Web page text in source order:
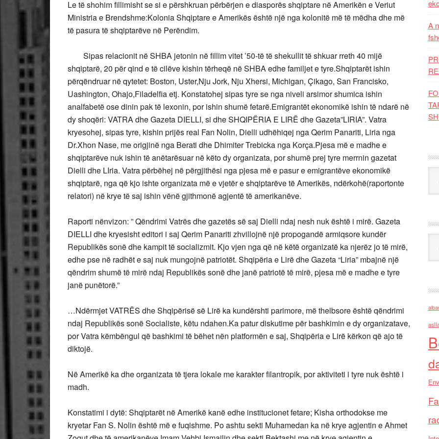
Le të shohim fillimisht se si e përshkruan përbërjen e diasporës shqiptare në Amerikën e Veriut
Ministria e Brendshme:Kolonia Shqiptare e Amerikës është një nga kolonitë më të mëdha dhe më
të pasura të shqiptarëve në Perëndim.
Sipas relacionit në SHBA jetonin në fillim vitet ’50-të të shekullit të shkuar rreth 40 mijë
shqiptarë, 20 për qind e të cilëve kishin tërheqë në SHBA edhe familjet e tyre.Shqiptarët ishin
përqëndruar në qytetet: Boston, Uster,Nju Jork, Nju Xhersi, Michigan, Çikago, San Francisko,
Uashington, Ohajo,Filadelfia etj. Konstatohej sipas tyre se nga niveli arsimor shumica ishin
analfabetë ose dinin pak të lexonin, por ishin shumë fetarë.Emigrantët ekonomikë ishin të ndarë në
dy shoqëri: VATRA dhe Gazeta DIELLI, si dhe SHQIPËRIA E LIRË dhe Gazeta”LIRIA”. Vatra
kryesohej, sipas tyre, kishin prijës real Fan Nolin, Dielli udhëhiqej nga Qerim Panariti, Liria nga
Dr.Xhon Nase, me origjinë nga Berati dhe Dhimiter Trebicka nga Korça.Pjesa më e madhe e
shqiptarëve nuk ishin të anëtarësuar në këto dy organizata, por shumë prej tyre merrnin gazetat
Dielli dhe LIria. Vatra përbëhej në përgjithësi nga pjesa më e pasur e emigrantëve ekonomikë
shqiptarë, nga që kjo ishte organizata më e vjetër e shqiptarëve të Amerikës, ndërkohë(raportonte
relatori) në krye të saj ishin vënë gjithmonë agjentë të amerikanëve.
Raporti nënvizon: ” Qëndrimi Vatrës dhe gazetës së saj Dielli ndaj nesh nuk është i mirë. Gazeta
DIELLI dhe kryesisht editori i saj Qerim Panariti zhvillojnë një propogandë armiqsore kundër
Republikës sonë dhe kampit të socializmit. Kjo vjen nga që në këtë organizatë ka njerëz jo të mirë,
edhe pse në radhët e saj nuk mungojnë patriotët. Shqipëria e Lirë dhe Gazeta “Liria” mbajnë një
qëndrim shumë të mirë ndaj Republikës sonë dhe janë patriotë të mirë, pjesa më e madhe e tyre
janë punëtorë.”
…Ndërmjet VATRËS dhe Shqipërisë së Lirë ka kundërshti parimore, më thelbsore është qëndrimi
ndaj Republikës sonë Socialiste, këtu ndahen.Ka patur diskutime për bashkimin e dy organizatave,
por Vatra këmbëngul që bashkimi të bëhet nën platformën e saj, Shqipëria e Lirë kërkon që ajo të
diktojë.
Në Amerikë ka dhe organizata të tjera lokale me karakter filantropik, por aktiviteti i tyre nuk është i
madh.
Konstatimi i dytë: Shqiptarët në Amerikë kanë edhe institucionet fetare; Kisha orthodokse me
kryetar Fan S. Nolin është më e fuqishme. Po ashtu sekti Muhamedan ka në krye agjentin e Ahmet
A